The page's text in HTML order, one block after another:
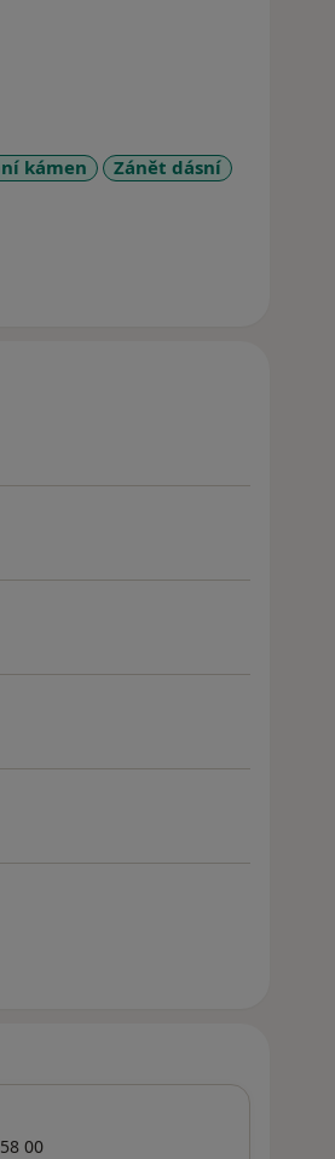
kámen Zánět dásní
00